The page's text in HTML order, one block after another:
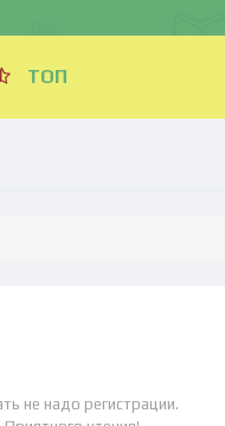
ТОП
не надо регистрации.